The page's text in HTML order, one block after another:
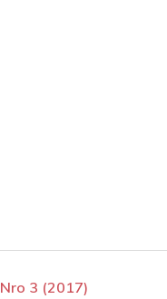
Nro 3 (2017)